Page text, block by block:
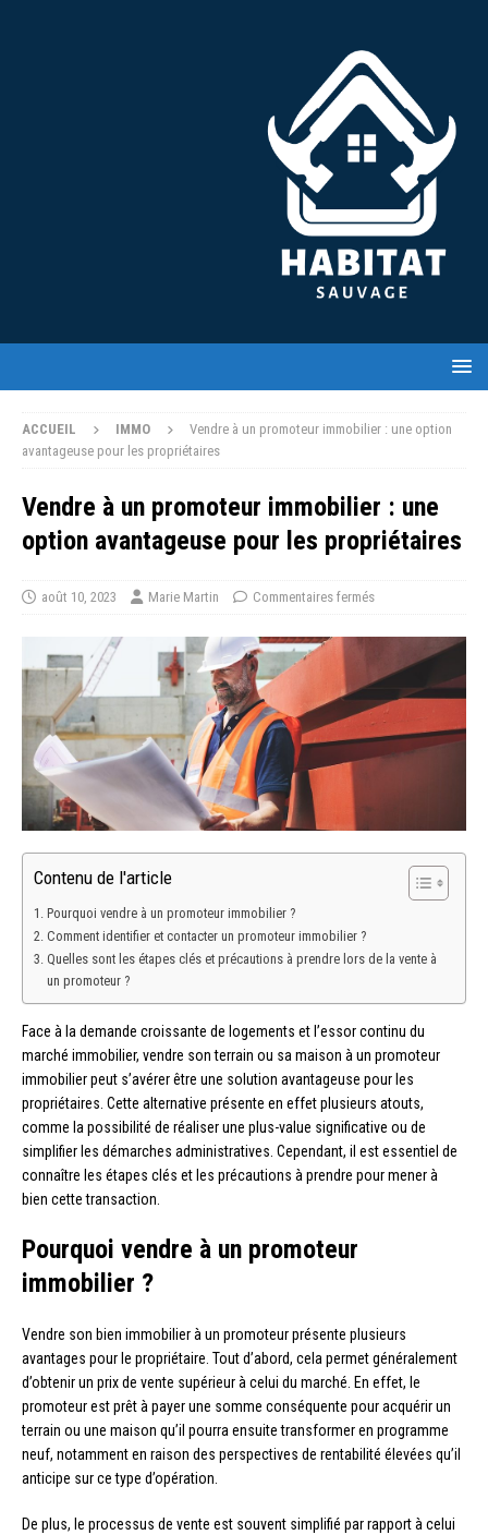
ACCUEIL IMMO
Vendre à un promoteur immobilier : une option
avantageuse pour les propriétaires
Vendre à un promoteur immobilier : une
option avantageuse pour les propriétaires
août 10, 2023 Marie Martin Commentaires fermés
Contenu de l'article
Pourquoi vendre à un promoteur immobilier ?
Comment identifier et contacter un promoteur immobilier ?
Quelles sont les étapes clés et précautions à prendre lors de la vente à
un promoteur ?
Face à la demande croissante de logements et l’essor continu du
marché immobilier, vendre son terrain ou sa maison à un promoteur
immobilier peut s’avérer être une solution avantageuse pour les
propriétaires. Cette alternative présente en effet plusieurs atouts,
comme la possibilité de réaliser une plus-value significative ou de
simplifier les démarches administratives. Cependant, il est essentiel de
connaître les étapes clés et les précautions à prendre pour mener à
bien cette transaction.
Pourquoi vendre à un promoteur
immobilier ?
Vendre son bien immobilier à un promoteur présente plusieurs
avantages pour le propriétaire. Tout d’abord, cela permet généralement
d’obtenir un prix de vente supérieur à celui du marché. En effet, le
promoteur est prêt à payer une somme conséquente pour acquérir un
terrain ou une maison qu’il pourra ensuite transformer en programme
neuf, notamment en raison des perspectives de rentabilité élevées qu’il
anticipe sur ce type d’opération.
De plus, le processus de vente est souvent simplifié par rapport à celui